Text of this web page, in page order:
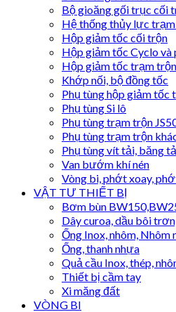
Bộ gioăng gối trục cối
Hệ thống thủy lực
Hộp giảm tốc cối trộn
Hộp giảm tốc Cyclo và
Hộp giảm tốc trạm trộn
Khớp nối, bộ đồng tốc
Phụ tùng hộp giảm tốc
Phụ tùng Si lô
Phụ tùng trạm trộn
Phụ tùng trạm trộn
Phụ tùng vít tải, băng
Van bướm khí nén
Vòng bi, phớt xoay,
VẬT TƯ THIẾT BỊ
Bơm bùn
Dây curoa, dầu bôi
Ống Inox, nhôm, Nhôm
Ống, thanh nhựa
Quả cầu Inox, thép,
Thiết bị cầm tay
Xi măng đất
VÒNG BI